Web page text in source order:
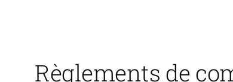
Règlements de